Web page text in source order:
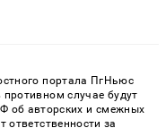
портала ПгНьюс
противном случае будут
об авторских и смежных
ответственности за